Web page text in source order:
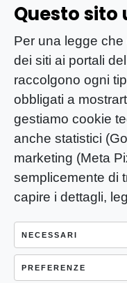
Questo sito
Per una legge
dei siti ai portali
raccolgono ogni
obbligati a
gestiamo cookie
anche statistici
marketing (Meta
semplicemente di
capire i dettagli,
NECESSARI
PREFERENZE
YOU-ng Slow
giornalistica di
Registrazione
Capua Vetere